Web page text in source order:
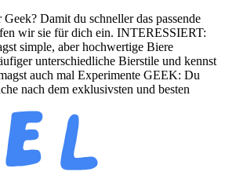
Damit du schneller das passende
wir sie für dich ein. INTERESSIERT:
simple, aber hochwertige Biere
unterschiedliche Bierstile und kennst
auch mal Experimente GEEK: Du
nach dem exklusivsten und besten